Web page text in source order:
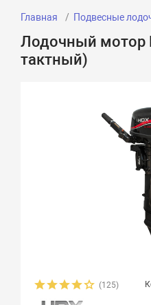
Главная Подвесные
Лодочный мотор
тактный)
(125)